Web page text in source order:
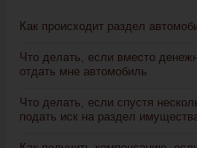
Как происходит раздел
Что делать, если вместо
отдать мне автомобиль
Что делать, если спустя
подать иск на раздел